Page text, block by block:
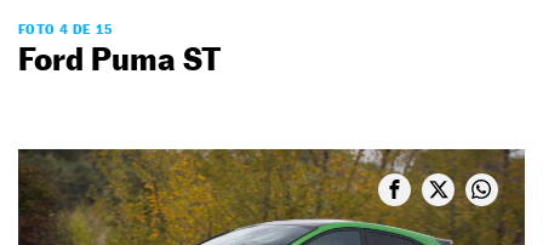
FOTO 4 DE 15
Ford Puma ST